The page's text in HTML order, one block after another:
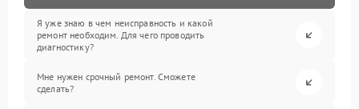
Я уже знаю в чем неисправность и какой
ремонт необходим. Для чего проводить
диагностику?
Мне нужен срочный ремонт. Сможете
сделать?